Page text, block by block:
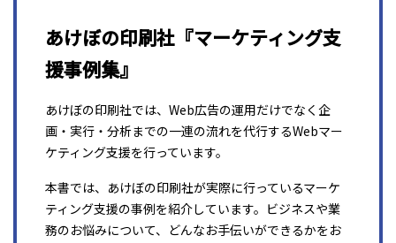
あけぼの印刷社『マーケティング支
援事例集』
あけぼの印刷社では、Web広告の運用だけでなく企
画・実行・分析までの一連の流れを代行するWebマー
ケティング支援を行っています。
本書では、あけぼの印刷社が実際に行っているマーケ
ティング支援の事例を紹介しています。ビジネスや業
務のお悩みについて、どんなお手伝いができるかをお